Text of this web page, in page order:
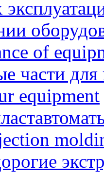
of
части для
equipment